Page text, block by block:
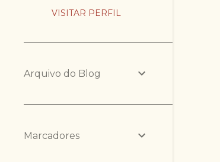
VISITAR PERFIL
Arquivo do Blog
Marcadores